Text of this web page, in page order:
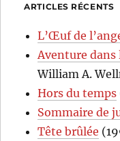
ARTICLES RÉCENTS
L’Œuf de
Aventure dans
William A.
Hors du temps
Sommaire de
Tête brûlée